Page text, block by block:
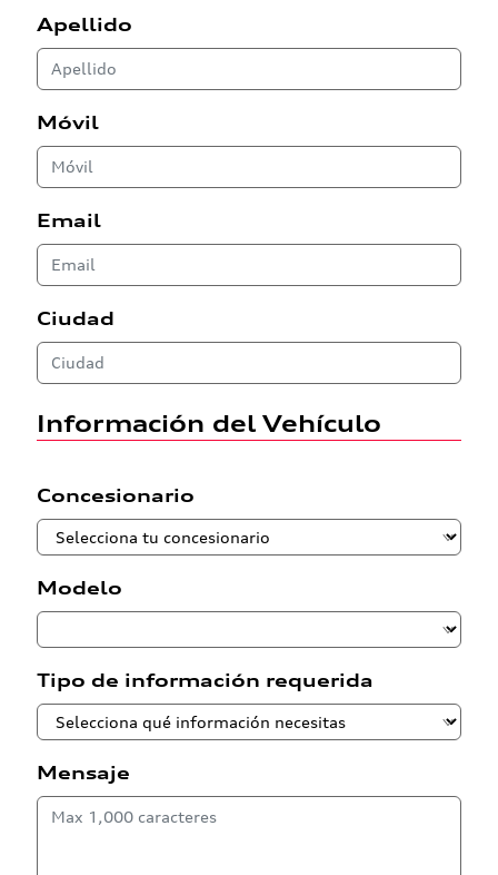
Apellido
Móvil
Email
Ciudad
Información del Vehículo
Concesionario
Modelo
Tipo de información requerida
Mensaje